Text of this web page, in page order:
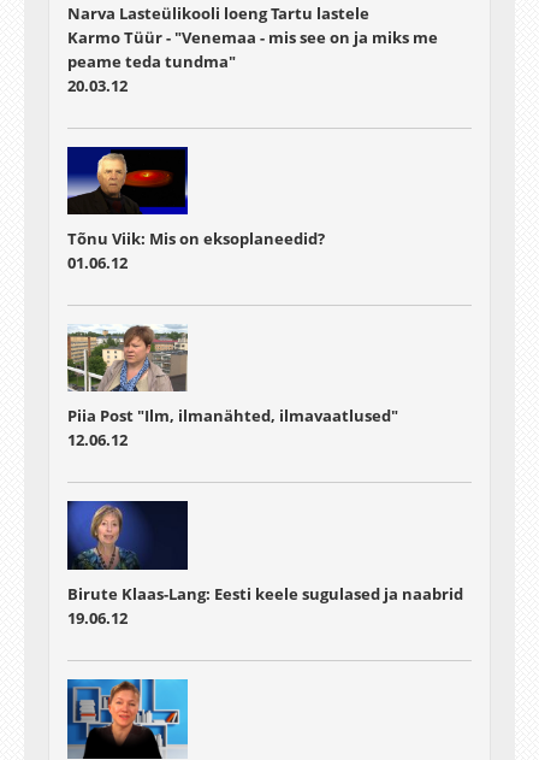
Narva Lasteülikooli loeng Tartu lastele
Karmo Tüür - "Venemaa - mis see on ja miks me
peame teda tundma"
20.03.12
Tõnu Viik: Mis on eksoplaneedid?
01.06.12
Piia Post "Ilm, ilmanähted, ilmavaatlused"
12.06.12
Birute Klaas-Lang: Eesti keele sugulased ja naabrid
19.06.12